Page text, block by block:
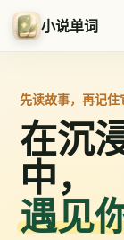
小说单词
先读故事，再记
在沉
中，
遇见